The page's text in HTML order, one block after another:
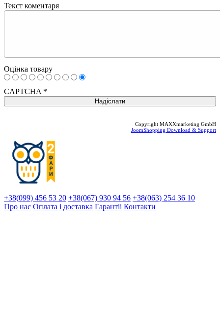
Текст коментаря
Оцінка товару
CAPTCHA *
Copyright MAXXmarketing GmbH
JoomShopping Download & Support
+38(099) 456 53 20 +38(067) 930 94 56 +38(063) 254 36 10
Про нас Оплата і доставка Гарантіi Контакти